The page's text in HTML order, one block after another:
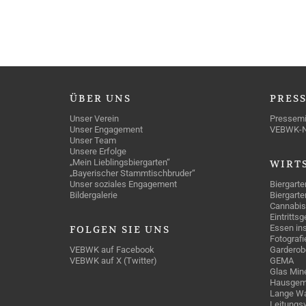
ÜBER UNS
Unser Verein
Unser Engagement
Unser Team
Unsere Erfolge
„Mein Lieblingsbiergarten“
„Bayerischer Stammtischbruder“
Unser soziales Engagement
Bildergalerie
FOLGEN SIE UNS
VEBWK auf Facebook
VEBWK auf X (Twitter)
VEBWK-
Essen
GEMA
Glas
Lange